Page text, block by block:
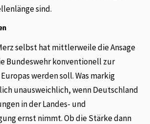
sind.
selbst hat mittlerweile die Ansage
Bundeswehr konventionell zur
werden soll. Was markig
unausweichlich, wenn Deutschland
in der Landes- und
ernst nimmt. Ob die Stärke dann